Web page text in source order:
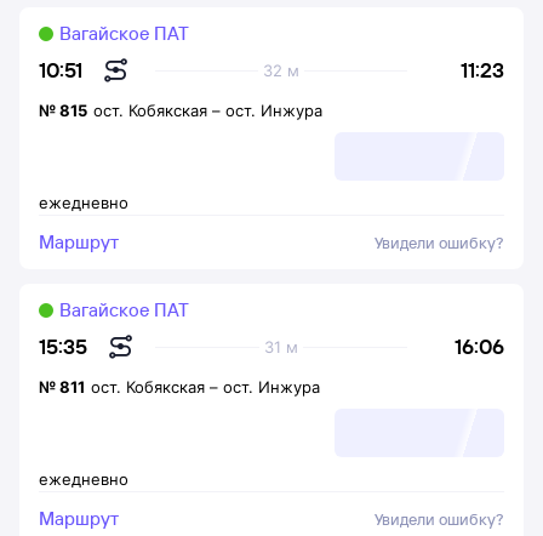
10:51 11:23
32 м
Вагайское ПАТ
ежедневно
№815 ост. Кобякская – ост. Инжура
Маршрут Увидели ошибку?
15:35 16:06
31 м
Вагайское ПАТ
ежедневно
№811 ост. Кобякская – ост. Инжура
Маршрут Увидели ошибку?